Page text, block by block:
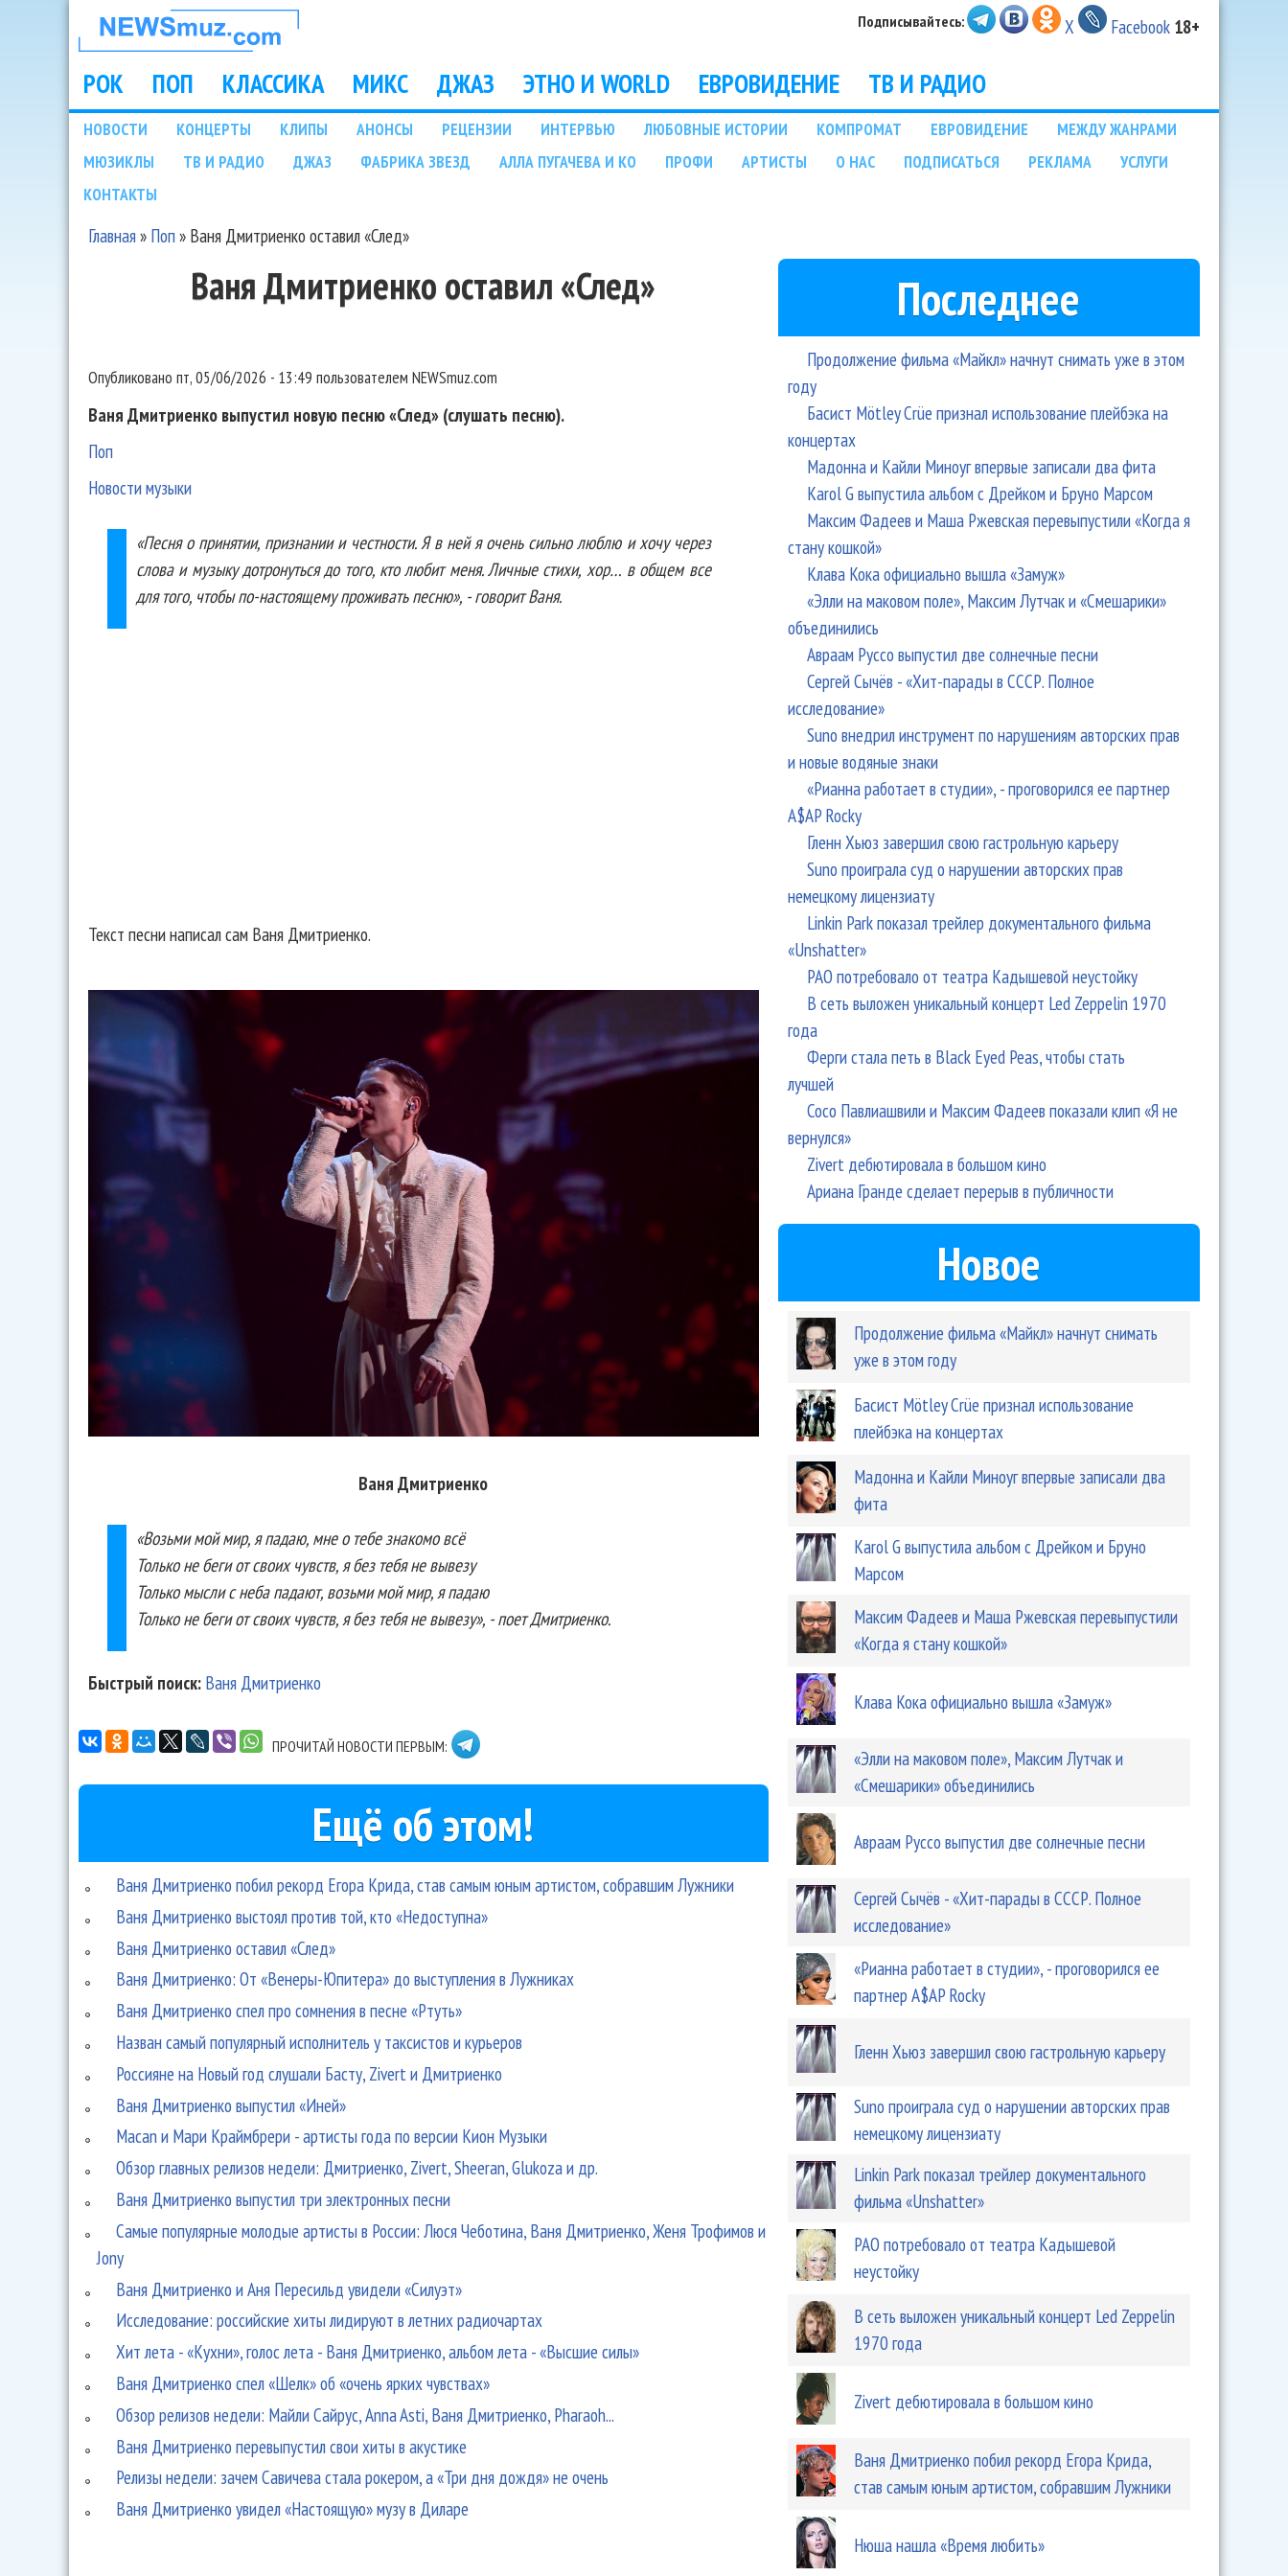
НОВОСТИ
МУЗЫКИ И
ШОУ БИЗНЕСА
NEWSMUZ.COM
Подписывайтесь: X Facebook 18+
Main menu
РОК ПОП КЛАССИКА МИКС ДЖАЗ ЭТНО И WORLD ЕВРОВИДЕНИЕ ТВ И РАДИО
Подразделы
НОВОСТИ КОНЦЕРТЫ КЛИПЫ АНОНСЫ РЕЦЕНЗИИ ИНТЕРВЬЮ ЛЮБОВНЫЕ ИСТОРИИ КОМПРОМАТ ЕВРОВИДЕНИЕ
МЕЖДУ ЖАНРАМИ
МЮЗИКЛЫ
ТВ И РАДИО ДЖАЗ ФАБРИКА ЗВЕЗД АЛЛА ПУГАЧЕВА И КО ПРОФИ АРТИСТЫ О НАС ПОДПИСАТЬСЯ РЕКЛАМА
УСЛУГИ
КОНТАКТЫ
Главная» Поп» Ваня Дмитриенко оставил «След»
Ваня Дмитриенко оставил «След»
Опубликовано пт, 05/06/2026 - 13:49 пользователем NEWSmuz.com
Ваня Дмитриенко выпустил новую песню «След» (слушать песню).
Поп
Новости музыки
«Песня о принятии, признании и честности. Я в ней я очень сильно люблю и хочу через
слова и музыку дотронуться до того, кто любит меня. Личные стихи, хор… в общем все
для того, чтобы по-настоящему проживать песню», - говорит Ваня.
Текст песни написал сам Ваня Дмитриенко.
Ваня Дмитриенко
«Возьми мой мир, я падаю, мне о тебе знакомо всё
Только не беги от своих чувств, я без тебя не вывезу
Только мысли с неба падают, возьми мой мир, я падаю
Только не беги от своих чувств, я без тебя не вывезу», - поет Дмитриенко.
Быстрый поиск: Ваня Дмитриенко
ПРОЧИТАЙ НОВОСТИ ПЕРВЫМ:
Ещё об этом!
Ваня Дмитриенко побил рекорд Егора Крида, став самым юным артистом, собравшим Лужники
Ваня Дмитриенко выстоял против той, кто «Недоступна»
Ваня Дмитриенко оставил «След»
Ваня Дмитриенко: От «Венеры-Юпитера» до выступления в Лужниках
Ваня Дмитриенко спел про сомнения в песне «Ртуть»
Назван самый популярный исполнитель у таксистов и курьеров
Россияне на Новый год слушали Басту, Zivert и Дмитриенко
Ваня Дмитриенко выпустил «Иней»
Macan и Мари Краймбрери - артисты года по версии Кион Музыки
Обзор главных релизов недели: Дмитриенко, Zivert, Sheeran, Glukoza и др.
Ваня Дмитриенко выпустил три электронных песни
Самые популярные молодые артисты в России: Люся Чеботина, Ваня Дмитриенко, Женя Трофимов и
Jony
Ваня Дмитриенко и Аня Пересильд увидели «Силуэт»
Исследование: российские хиты лидируют в летних радиочартах
Хит лета - «Кухни», голос лета - Ваня Дмитриенко, альбом лета - «Высшие силы»
Ваня Дмитриенко спел «Шелк» об «очень ярких чувствах»
Обзор релизов недели: Майли Сайрус, Anna Asti, Ваня Дмитриенко, Pharaoh...
Ваня Дмитриенко перевыпустил свои хиты в акустике
Релизы недели: зачем Савичева стала рокером, а «Три дня дождя» не очень
Ваня Дмитриенко увидел «Настоящую» музу в Диларе
Последнее
Продолжение фильма «Майкл» начнут снимать уже в этом
году
Басист Mötley Crüe признал использование плейбэка на
концертах
Мадонна и Кайли Миноуг впервые записали два фита
Karol G выпустила альбом с Дрейком и Бруно Марсом
Максим Фадеев и Маша Ржевская перевыпустили «Когда я
стану кошкой»
Клава Кока официально вышла «Замуж»
«Элли на маковом поле», Максим Лутчак и «Смешарики»
объединились
Авраам Руссо выпустил две солнечные песни
Сергей Сычёв - «Хит-парады в СССР. Полное
исследование»
Suno внедрил инструмент по нарушениям авторских прав
и новые водяные знаки
«Рианна работает в студии», - проговорился ее партнер
A$AP Rocky
Гленн Хьюз завершил свою гастрольную карьеру
Suno проиграла суд о нарушении авторских прав
немецкому лицензиату
Linkin Park показал трейлер документального фильма
«Unshatter»
РАО потребовало от театра Кадышевой неустойку
В сеть выложен уникальный концерт Led Zeppelin 1970
года
Ферги стала петь в Black Eyed Peas, чтобы стать
лучшей
Сосо Павлиашвили и Максим Фадеев показали клип «Я не
вернулся»
Zivert дебютировала в большом кино
Ариана Гранде сделает перерыв в публичности
Новое
Продолжение фильма «Майкл» начнут снимать
уже в этом году
Басист Mötley Crüe признал использование
плейбэка на концертах
Мадонна и Кайли Миноуг впервые записали два
фита
Karol G выпустила альбом с Дрейком и Бруно
Марсом
Максим Фадеев и Маша Ржевская перевыпустили
«Когда я стану кошкой»
Клава Кока официально вышла «Замуж»
«Элли на маковом поле», Максим Лутчак и
«Смешарики» объединились
Авраам Руссо выпустил две солнечные песни
Сергей Сычёв - «Хит-парады в СССР. Полное
исследование»
«Рианна работает в студии», - проговорился ее
партнер A$AP Rocky
Гленн Хьюз завершил свою гастрольную карьеру
Suno проиграла суд о нарушении авторских прав
немецкому лицензиату
Linkin Park показал трейлер документального
фильма «Unshatter»
РАО потребовало от театра Кадышевой
неустойку
В сеть выложен уникальный концерт Led Zeppelin
1970 года
Zivert дебютировала в большом кино
Ваня Дмитриенко побил рекорд Егора Крида,
став самым юным артистом, собравшим Лужники
Нюша нашла «Время любить»